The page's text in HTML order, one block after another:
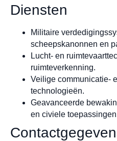
Diensten
Militaire
scheepskanonnen en
Lucht- en
ruimteverkenning.
Veilige communicatie-
technologieën.
Geavanceerde
en civiele